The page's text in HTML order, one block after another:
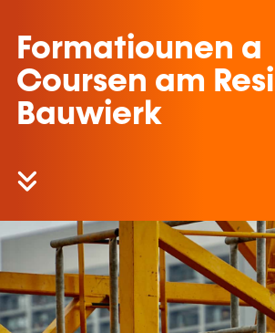
Formatiounen a
Coursen am
Bauwierk